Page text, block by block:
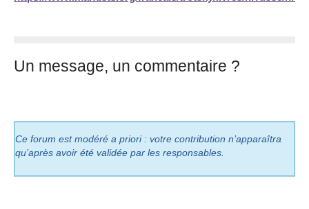
Un message, un commentaire ?
Ce forum est modéré a priori : votre contribution n’apparaîtra
qu’après avoir été validée par les responsables.